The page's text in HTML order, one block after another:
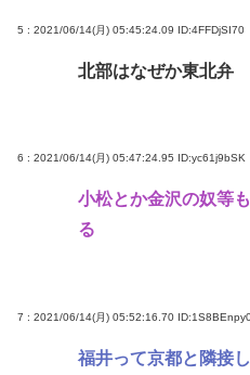
5 : 2021/06/14(月) 05:45:24.09 ID:4FFDjSI70
北部はなぜか東北弁
6 : 2021/06/14(月) 05:47:24.95 ID:yc61j9bSK
小松とか金沢の奴等
る
7 : 2021/06/14(月) 05:52:16.70
福井って京都と隣接